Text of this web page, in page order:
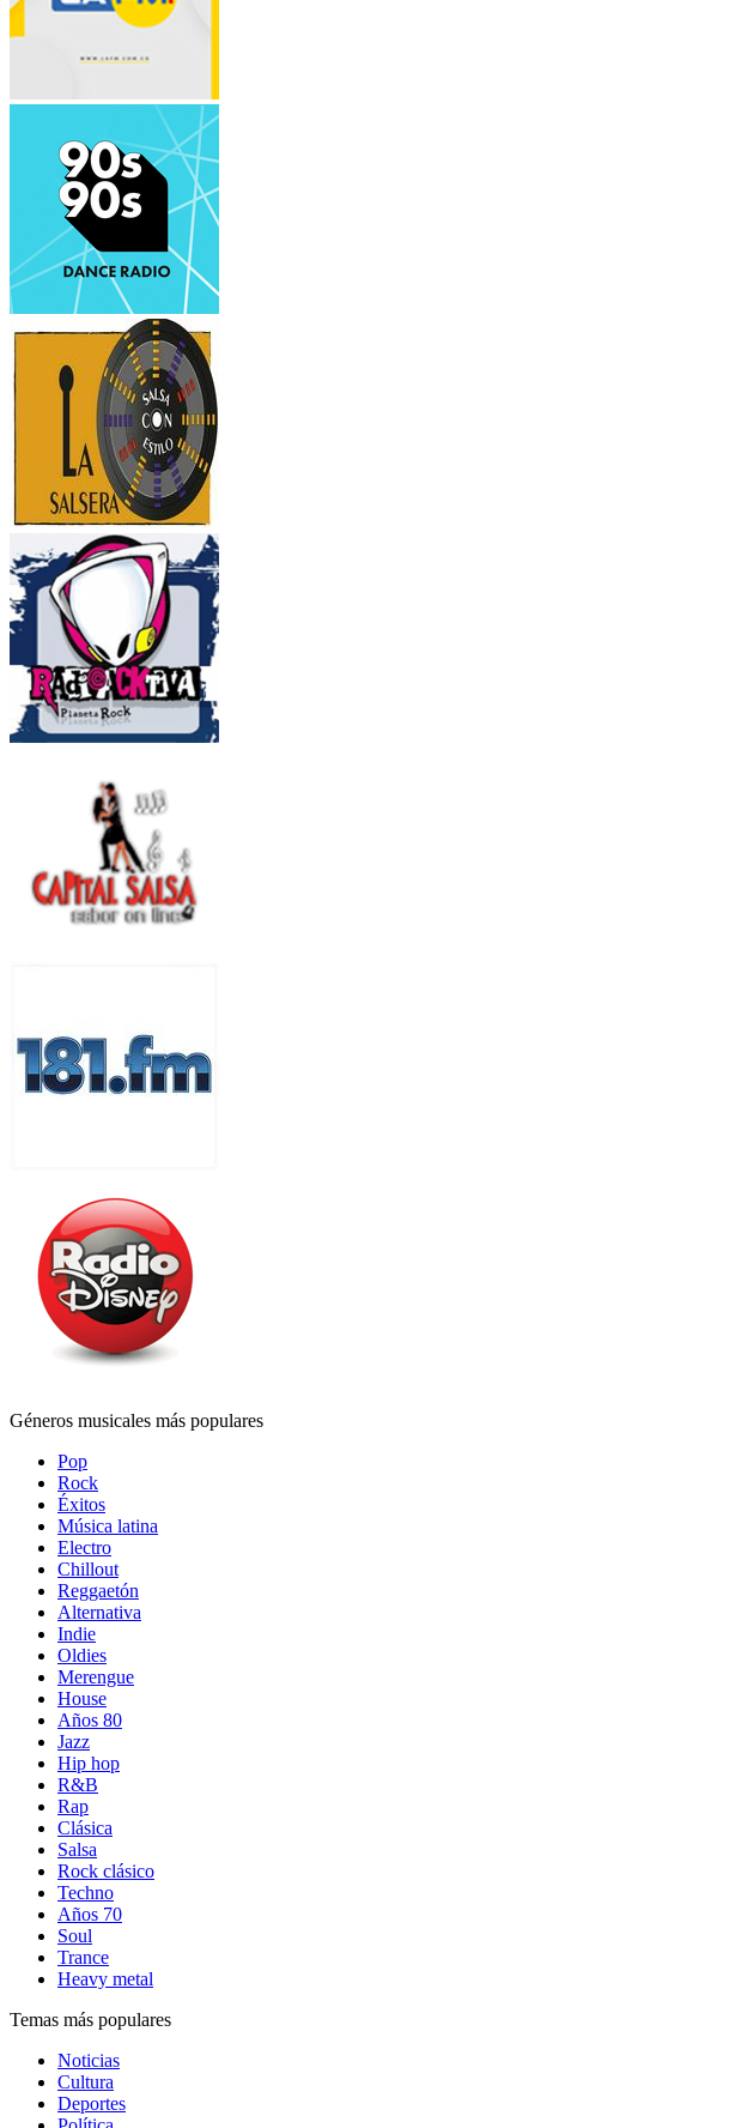
Géneros musicales más populares
Pop
Rock
Éxitos
Música latina
Electro
Chillout
Reggaetón
Alternativa
Indie
Oldies
Merengue
House
Años 80
Jazz
Hip hop
R&B
Rap
Clásica
Salsa
Rock clásico
Techno
Años 70
Soul
Trance
Heavy metal
Temas más populares
Noticias
Cultura
Deportes